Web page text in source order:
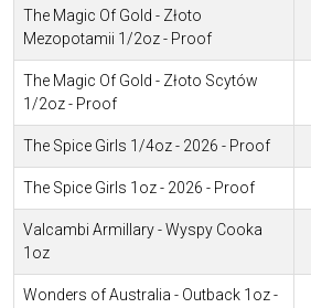
The Magic Of Gold - Złoto
Mezopotamii 1/2oz - Proof
The Magic Of Gold - Złoto Scytów
1/2oz - Proof
The Spice Girls 1/4oz - 2026 - Proof
The Spice Girls 1oz - 2026 - Proof
Valcambi Armillary - Wyspy Cooka
1oz
Wonders of Australia - Outback 1oz -